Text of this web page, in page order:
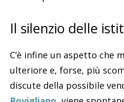
Il silenzio delle
C’è infine un aspetto che
ulteriore e, forse, più
discute della possibile